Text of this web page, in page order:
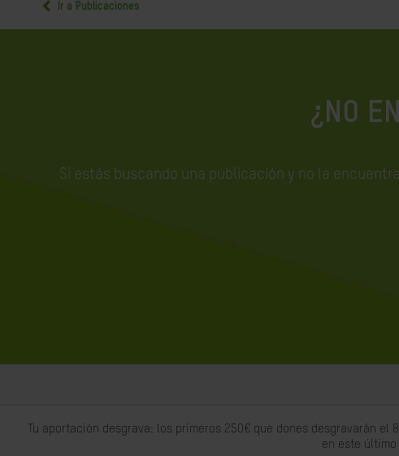
Ir a Publicaciones
¿NO
Si estás buscando una publicación y no la
Tu aportación desgrava: los primeros 250€ que dones desgravarán el
en este